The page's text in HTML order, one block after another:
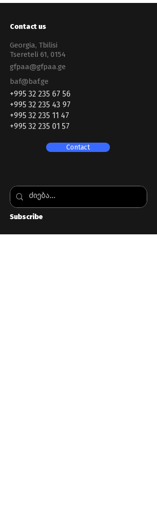
Contact us
Georgia, Tbilisi
Tsereteli 61, 0154
gfpaa@gfpaa.ge
baf@baf.ge
+995 32 235 67 56
+995 32 235 43 97
+995 32 235 11 47
+995 32 235 01 57
Contact
Subscribe